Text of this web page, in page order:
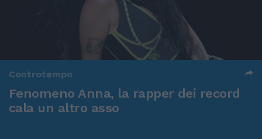
Controtempo
Fenomeno Anna, la rapper dei record
cala un altro asso